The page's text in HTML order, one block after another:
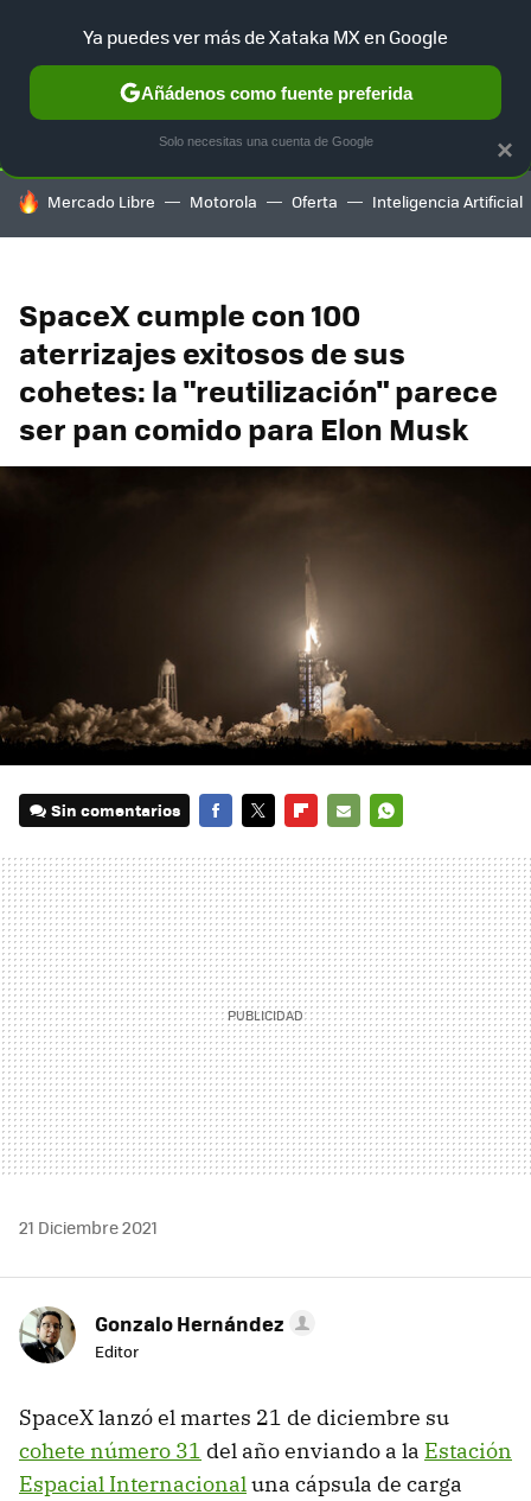
SELECCIÓN GAMING HOME AUTO TERRITORIO
HOY SE HABLA DE
Mercado Libre Motorola Oferta Inteligencia Artificial
SpaceX cumple con 100
aterrizajes exitosos de sus
cohetes: la "reutilización" parece
ser pan comido para Elon Musk
Sin comentarios
MAIL
21 Diciembre 2021
Gonzalo Hernández
Editor
SpaceX lanzó el martes 21 de diciembre su
cohete número 31 del año enviando a la Estación
Espacial Internacionaluna cápsula de carga
×
Ya puedes ver más de Xataka MX en Google
Añádenos como fuente preferida
Solo necesitas una cuenta de Google